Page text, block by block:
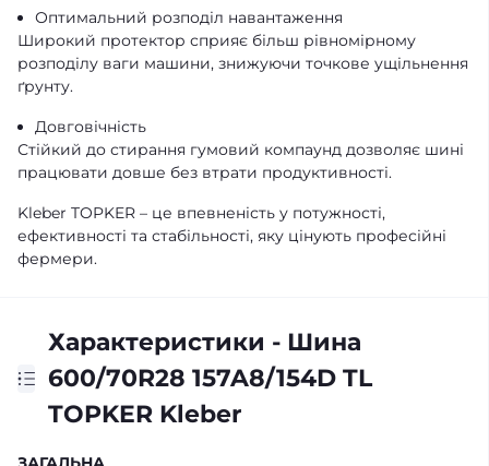
Оптимальний розподіл навантаження
Широкий протектор сприяє більш рівномірному
розподілу ваги машини, знижуючи точкове ущільнення
ґрунту.
Довговічність
Стійкий до стирання гумовий компаунд дозволяє шині
працювати довше без втрати продуктивності.
Kleber TOPKER – це впевненість у потужності,
ефективності та стабільності, яку цінують професійні
фермери.
Характеристики - Шина
600/70R28 157A8/154D TL
TOPKER Kleber